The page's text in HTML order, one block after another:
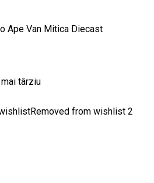
Ape Van Mitica Diecast
târziu
Removed from wishlist 2